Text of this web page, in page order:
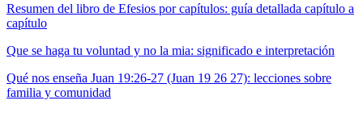
Resumen del libro de Efesios por capítulos: guía detallada capítulo a
capítulo
Que se haga tu voluntad y no la mia: significado e interpretación
Qué nos enseña Juan 19:26-27 (Juan 19 26 27): lecciones sobre
familia y comunidad